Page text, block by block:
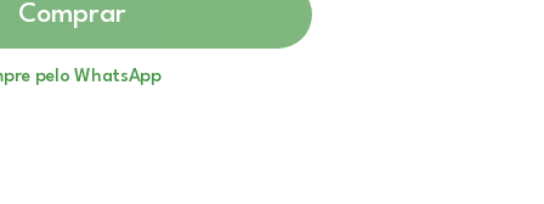
Comprar
pelo WhatsApp